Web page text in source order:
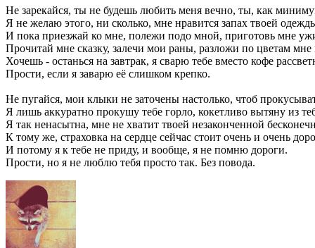
Не зарекайся, ты не будешь любить меня вечно, ты, как
Я не желаю этого, ни сколько, мне нравится запах твоей
И пока приезжай ко мне, полежи подо мной, приготовь мне
Прочитай мне сказку, залечи мои раны, разложи по цветам мне
Хочешь - останься на завтрак, я сварю тебе вместо кофе
Прости, если я заварю её слишком крепко.
Не пугайся, мои клыки не заточены настолько, чтоб
Я лишь аккуратно прокушу тебе горло, кокетливо вытяну из
Я так ненасытна, мне не хватит твоей незаконченной
К тому же, страховка на сердце сейчас стоит очень и очень
И потому я к тебе не приду, и вообще, я не помню дороги.
Прости, но я не люблю тебя просто так. Без повода.